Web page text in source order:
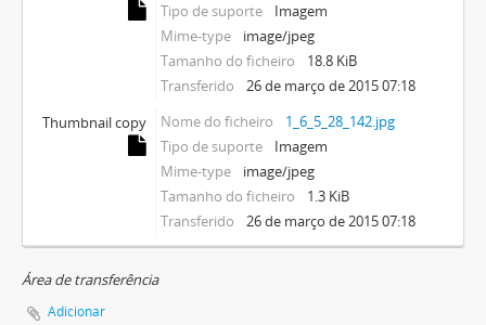
Tipo de suporte
Imagem
Mime-type
image/jpeg
Tamanho do ficheiro
18.8 KiB
Transferido
26 de março de 2015 07:18
Thumbnail copy
Nome do ficheiro
1_6_5_28_142.jpg
Tipo de suporte
Imagem
Mime-type
image/jpeg
Tamanho do ficheiro
1.3 KiB
Transferido
26 de março de 2015 07:18
Área de transferência
Adicionar